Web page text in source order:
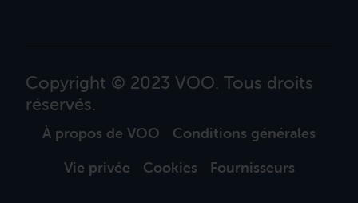
Copyright © 2023 VOO. Tous droits
réservés.
À propos de VOO
Conditions générales
Vie privée
Cookies Fournisseurs